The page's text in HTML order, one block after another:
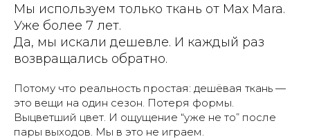
Мы используем только ткань от Max Mara.
Уже более 7 лет.
Да, мы искали дешевле. И каждый раз
возвращались обратно.
Потому что реальность простая: дешёвая ткань —
это вещи на один сезон. Потеря формы.
Выцветший цвет. И ощущение “уже не то” после
пары выходов. Мы в это не играем.